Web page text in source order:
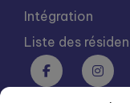
Intégration
Liste des